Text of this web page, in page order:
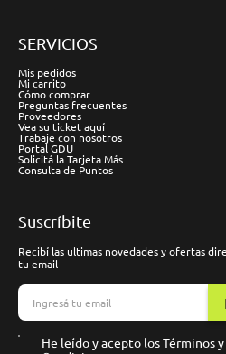
SERVICIOS
Mis pedidos
Mi carrito
Cómo comprar
Preguntas frecuentes
Proveedores
Vea su ticket aquí
Trabaje con nosotros
Portal GDU
Solicitá la Tarjeta Más
Consulta de Puntos
Suscríbite
Recibí las ultimas novedades y ofertas
tu email
He leído y acepto losTérminos y